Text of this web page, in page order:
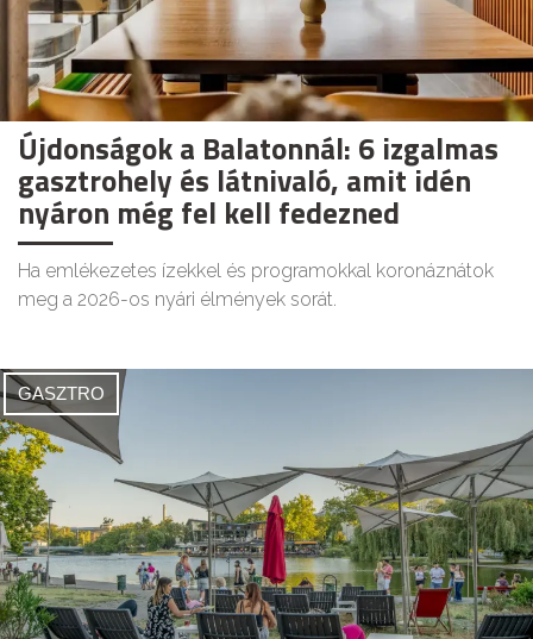
Újdonságok a Balatonnál: 6 izgalmas
gasztrohely és látnivaló, amit idén
nyáron még fel kell fedezned
Ha emlékezetes ízekkel és programokkal koronáznátok
meg a 2026-os nyári élmények sorát.
GASZTRO